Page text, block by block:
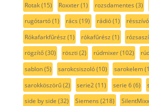
Rotak(15) Roxxter(1) rozsdamentes (3)
rugótartó(1) rács (19) rádió(1) résszívó
Rókafarkfűrész (1) rókafűrész (1)
rögzítő(30) röszti (2) rúdmixer(102)
sablon(5) sarokcsiszoló(10) sarokelem
sarokköszörű(2) serie2(11) serie 6(6)
side by side (32) Siemens (218) SilentMixx